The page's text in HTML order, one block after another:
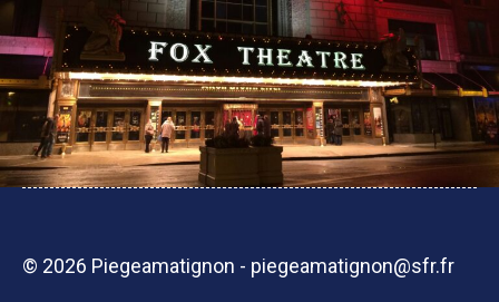
© 2026 Piegeamatignon - piegeamatignon@sfr.fr